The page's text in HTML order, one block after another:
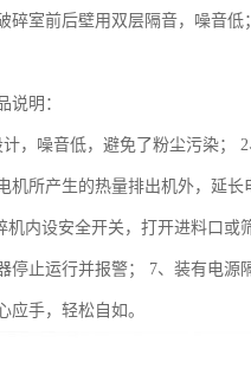
碎室前后壁用双层隔音，噪音
说明：
，噪音低，避免了粉尘污染；
机所产生的热量排出机外，延
机内设安全开关，打开进料口
停止运行并报警； 7、装有电
应手，轻松自如。